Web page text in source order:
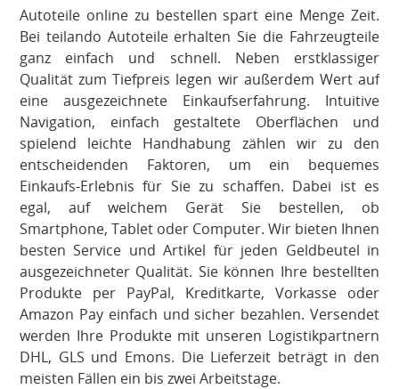
Autoteile online zu bestellen spart eine Menge Zeit.
Bei teilando Autoteile erhalten Sie die Fahrzeugteile
ganz einfach und schnell. Neben erstklassiger
Qualität zum Tiefpreis legen wir außerdem Wert auf
eine ausgezeichnete Einkaufserfahrung. Intuitive
Navigation, einfach gestaltete Oberflächen und
spielend leichte Handhabung zählen wir zu den
entscheidenden Faktoren, um ein bequemes
Einkaufs-Erlebnis für Sie zu schaffen. Dabei ist es
egal, auf welchem Gerät Sie bestellen, ob
Smartphone, Tablet oder Computer. Wir bieten Ihnen
besten Service und Artikel für jeden Geldbeutel in
ausgezeichneter Qualität. Sie können Ihre bestellten
Produkte per PayPal, Kreditkarte, Vorkasse oder
Amazon Pay einfach und sicher bezahlen. Versendet
werden Ihre Produkte mit unseren Logistikpartnern
DHL, GLS und Emons. Die Lieferzeit beträgt in den
meisten Fällen ein bis zwei Arbeitstage.